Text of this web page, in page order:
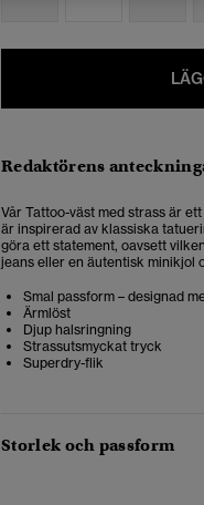
Redaktörens
Vår Tattoo-väst med strass är
är inspirerad av klassiska
göra ett statement, oavsett
jeans eller en äutentisk minikjol
Smal passform – designad
Ärmlöst
Djup halsringning
Strassutsmyckat tryck
Superdry-flik
Storlek och passform